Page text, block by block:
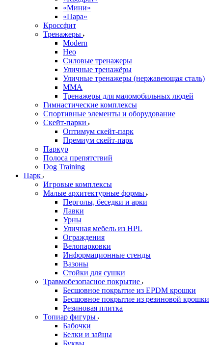
«Мини»
«Пара»
Кроссфит
Тренажеры
Modern
Нео
Силовые тренажеры
Уличные тренажёры
Уличные тренажеры (нержавеющая сталь)
ММА
Тренажеры для маломобильных людей
Гимнастические комплексы
Спортивные элементы и оборудование
Скейт-парки
Оптимум скейт-парк
Премиум скейт-парк
Паркур
Полоса препятствий
Dog Training
Парк
Игровые комплексы
Малые архитектурные формы
Перголы, беседки и арки
Лавки
Урны
Уличная мебель из HPL
Ограждения
Велопарковки
Информационные стенды
Вазоны
Стойки для сушки
Травмобезопасное покрытие
Бесшовное покрытие из EPDM крошки
Бесшовное покрытие из резиновой крошки
Резиновая плитка
Топиар фигуры
Бабочки
Белки и зайцы
Буквы